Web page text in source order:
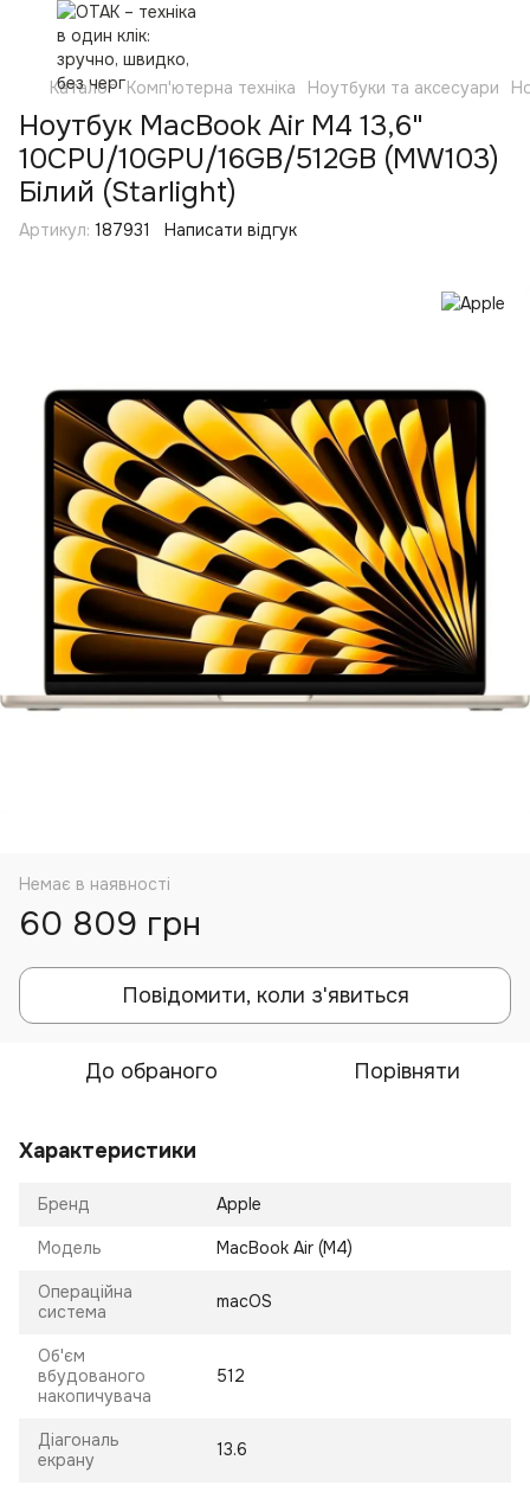
Каталог Комп'ютерна техніка Ноутбуки та аксесуари
Ноутбук MacBook Air M4 13,6"
10CPU/10GPU/16GB/512GB (MW103)
Білий (Starlight)
Артикул: 187931 Написати відгук
Немає в наявності
60 809 грн
Повідомити, коли з'явиться
До обраного Порівняти
Характеристики
Бренд Apple
Модель MacBook Air (M4)
Операційна
система
macOS
Об'єм
вбудованого
накопичувача
512
Діагональ
екрану
13.6